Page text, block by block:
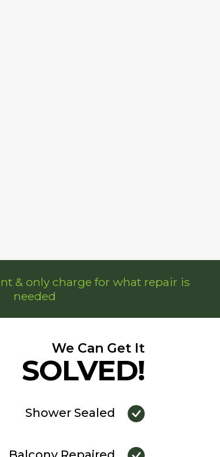
& only charge for what repair is
needed
We Can Get It
SOLVED!
Shower Sealed